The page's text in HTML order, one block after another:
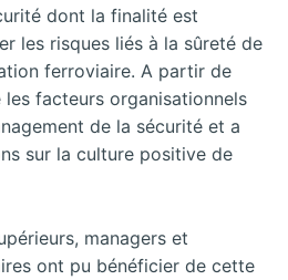
dont la finalité est
les risques liés à la sûreté de
ferroviaire. A partir de
les facteurs organisationnels
de la sécurité et a
sur la culture positive de
managers et
ont pu bénéficier de cette